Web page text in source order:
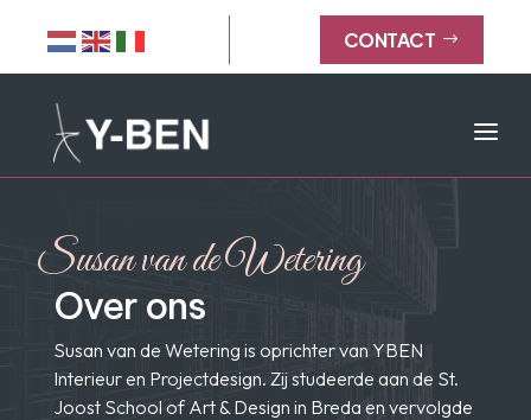
a
CONTACT $
Susan van de Wetering
Over ons
Susan van de Wetering is oprichter van YBEN
Interieur en Projectdesign. Zij studeerde aan de St.
Joost School of Art & Design in Breda en vervolgde